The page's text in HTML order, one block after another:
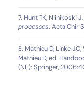
7. Hunt TK, Niinikoski
processes. Acta Chir
8. Mathieu D, Linke JC,
Mathieu D, ed.
(NL): Springer,